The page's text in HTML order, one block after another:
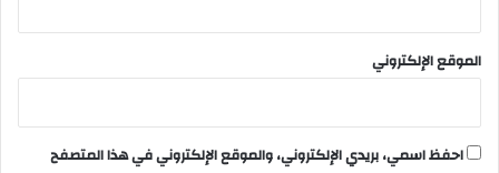
الموقع الإلكتروني
احفظ اسمي، بريدي الإلكتروني، والموقع الإلكتروني في هذا المتصفح